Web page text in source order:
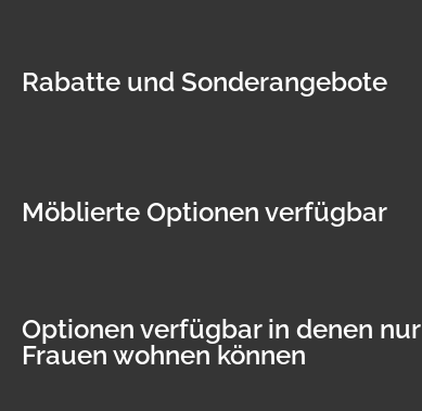
Rabatte und Sonderangebote
Möblierte Optionen verfügbar
Optionen verfügbar in denen nur
Frauen wohnen können